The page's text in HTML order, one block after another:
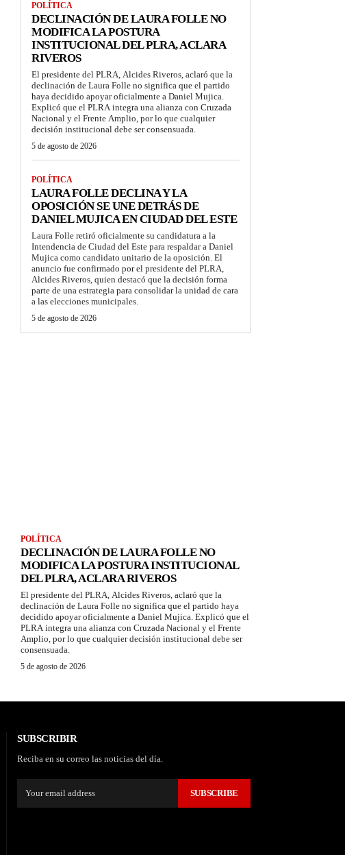
POLÍTICA
DECLINACIÓN DE LAURA FOLLE NO
MODIFICA LA POSTURA
INSTITUCIONAL DEL PLRA, ACLARA
RIVEROS
El presidente del PLRA, Alcides Riveros, aclaró que la
declinación de Laura Folle no significa que el partido
haya decidido apoyar oficialmente a Daniel Mujica.
Explicó que el PLRA integra una alianza con Cruzada
Nacional y el Frente Amplio, por lo que cualquier
decisión institucional debe ser consensuada.
5 de agosto de 2026
POLÍTICA
LAURA FOLLE DECLINA Y LA
OPOSICIÓN SE UNE DETRÁS DE
DANIEL MUJICA EN CIUDAD DEL ESTE
Laura Folle retiró oficialmente su candidatura a la
Intendencia de Ciudad del Este para respaldar a Daniel
Mujica como candidato unitario de la oposición. El
anuncio fue confirmado por el presidente del PLRA,
Alcides Riveros, quien destacó que la decisión forma
parte de una estrategia para consolidar la unidad de cara
a las elecciones municipales.
5 de agosto de 2026
POLÍTICA
DECLINACIÓN DE LAURA FOLLE NO
MODIFICA LA POSTURA INSTITUCIONAL
DEL PLRA, ACLARA RIVEROS
El presidente del PLRA, Alcides Riveros, aclaró que la
declinación de Laura Folle no significa que el partido haya
decidido apoyar oficialmente a Daniel Mujica. Explicó que el
PLRA integra una alianza con Cruzada Nacional y el Frente
Amplio, por lo que cualquier decisión institucional debe ser
consensuada.
5 de agosto de 2026
SUBSCRIBIR
Reciba en su correo las noticias del día.
SUBSCRIBE